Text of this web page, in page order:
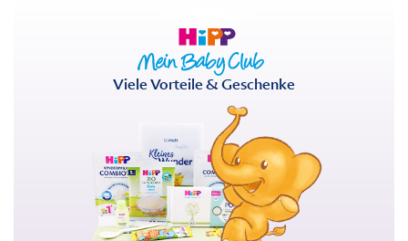
Viele Vorteile & Geschenke